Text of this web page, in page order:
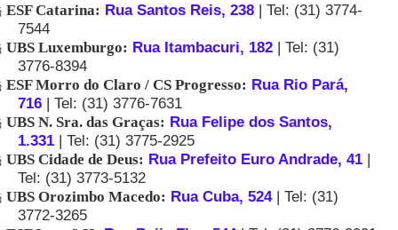
ESF Catarina: Rua Santos Reis, 238 | Tel: (31) 3774-
7544
UBS Luxemburgo: Rua Itambacuri, 182 | Tel: (31)
3776-8394
ESF Morro do Claro / CS Progresso: Rua Rio Pará,
716 | Tel: (31) 3776-7631
UBS N. Sra. das Graças: Rua Felipe dos Santos,
1.331 | Tel: (31) 3775-2925
UBS Cidade de Deus: Rua Prefeito Euro Andrade, 41 |
Tel: (31) 3773-5132
UBS Orozimbo Macedo: Rua Cuba, 524| Tel: (31)
3772-3265